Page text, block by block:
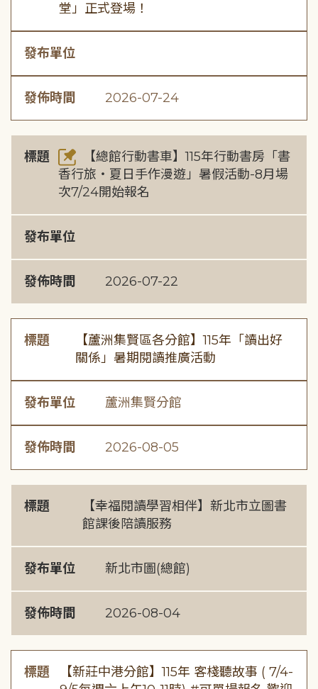
堂」正式登場！
發布單位
發佈時間 2026-07-24
標題
【總館行動書車】115年行動書房「書
香行旅・夏日手作漫遊」暑假活動-8月場
次7/24開始報名
發布單位
發佈時間 2026-07-22
標題
【蘆洲集賢區各分館】115年「讀出好
關係」暑期閱讀推廣活動
發布單位 蘆洲集賢分館
發佈時間 2026-08-05
標題
【幸福閱讀學習相伴】新北市立圖書
館課後陪讀服務
發布單位 新北市圖(總館)
發佈時間 2026-08-04
標題
【新莊中港分館】115年 客棧聽故事 ( 7/4-